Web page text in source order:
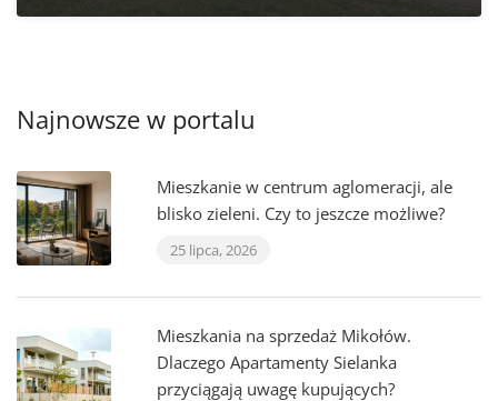
Najnowsze w portalu
Mieszkanie w centrum aglomeracji, ale
blisko zieleni. Czy to jeszcze możliwe?
25 lipca, 2026
Mieszkania na sprzedaż Mikołów.
Dlaczego Apartamenty Sielanka
przyciągają uwagę kupujących?